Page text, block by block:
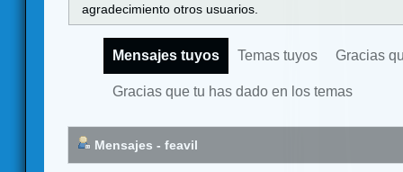
agradecimiento otros usuarios.
Mensajes tuyos Temas tuyos Gracias
Gracias que tu has dado en los temas
Mensajes - feavil